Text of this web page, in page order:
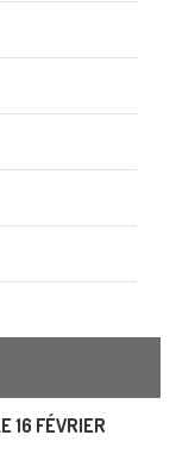
16 FÉVRIER